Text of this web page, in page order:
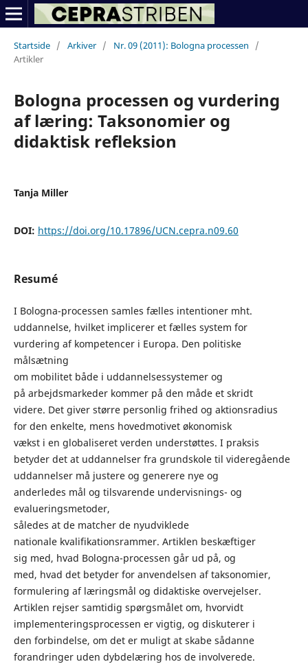
Startside / Arkiver / Nr. 09 (2011): Bologna processen
/
Artikler
Bologna processen og vurdering
af læring: Taksonomier og
didaktisk refleksion
Tanja Miller
DOI: https://doi.org/10.17896/UCN.cepra.n09.60
Resumé
I Bologna-processen samles fælles intentioner mht.
uddannelse, hvilket implicerer et fælles system for
vurdering af kompetencer i Europa. Den politiske
målsætning
om mobilitet både i uddannelsessystemer og
på arbejdsmarkeder kommer på den måde et skridt
videre. Det giver større personlig frihed og aktionsradius
for den enkelte, mens hovedmotivet økonomisk
vækst i en globaliseret verden understøttes. I praksis
betyder det at uddannelser fra grundskole til videregående
uddannelser må justere og generere nye og
anderledes mål og tilsvarende undervisnings- og
evalueringsmetoder,
således at de matcher de nyudviklede
nationale kvalifikationsrammer. Artiklen beskæftiger
sig med, hvad Bologna-processen går ud på, og
med, hvad det betyder for anvendelsen af taksonomier,
formulering af læringsmål og didaktiske overvejelser.
Artiklen rejser samtidig spørgsmålet om, hvorvidt
implementeringsprocessen er vigtig, og diskuterer i
den forbindelse, om det er muligt at skabe sådanne
forandringer uden dybdelæring hos de involverede.